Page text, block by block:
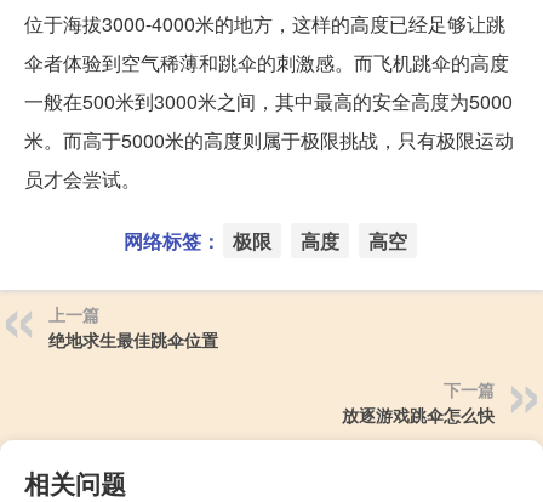
位于海拔3000-4000米的地方，这样的高度已经足够让跳
伞者体验到空气稀薄和跳伞的刺激感。而飞机跳伞的高度
一般在500米到3000米之间，其中最高的安全高度为5000
米。而高于5000米的高度则属于极限挑战，只有极限运动
员才会尝试。
网络标签： 极限 高度 高空
上一篇
绝地求生最佳跳伞位置
下一篇
放逐游戏跳伞怎么快
相关问题